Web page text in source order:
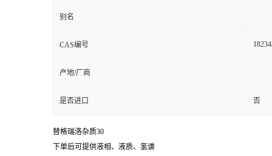
别名
CAS编号
产地/厂商
是否进口 否
替格瑞洛杂质30
下单后可提供液相、液质、氢谱